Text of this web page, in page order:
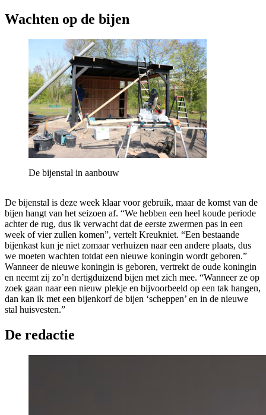
Wachten op de bijen
De bijenstal in aanbouw
De bijenstal is deze week klaar voor gebruik, maar de komst van de
bijen hangt van het seizoen af. “We hebben een heel koude periode
achter de rug, dus ik verwacht dat de eerste zwermen pas in een
week of vier zullen komen”, vertelt Kreukniet. “Een bestaande
bijenkast kun je niet zomaar verhuizen naar een andere plaats, dus
we moeten wachten totdat een nieuwe koningin wordt geboren.”
Wanneer de nieuwe koningin is geboren, vertrekt de oude koningin
en neemt zij zo’n dertigduizend bijen met zich mee. “Wanneer ze op
zoek gaan naar een nieuw plekje en bijvoorbeeld op een tak hangen,
dan kan ik met een bijenkorf de bijen ‘scheppen’ en in de nieuwe
stal huisvesten.”
De redactie